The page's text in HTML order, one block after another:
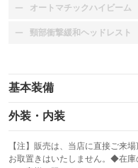
オートマチックハイビーム
：装備なし
頸部衝撃緩和ヘッドレスト
：装備なし
基本装備
エアバッグ：運転席/助手席/
：装備あり
：装備なし
サンルーフ
外装・内装
カーナビ
：装備なし
【注】販売は、当店に直接ご来
お取置きはいたしません。◆在